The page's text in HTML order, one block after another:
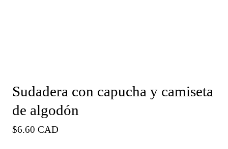
Sudadera con capucha y camiseta
de algodón
Precio
$6.60 CAD